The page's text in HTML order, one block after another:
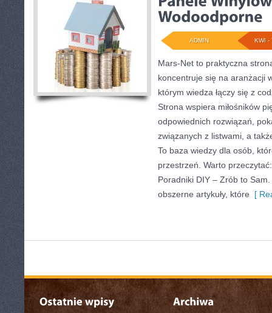
KWI -
ADMIN
Mars-Net to praktyczna
koncentruje się na aranżacji
którym wiedza łączy się z
Strona wspiera miłośników
odpowiednich rozwiązań,
związanych z listwami, a
To baza wiedzy dla osób,
przestrzeń. Warto
Poradniki DIY – Zrób to
obszerne artykuły, które [